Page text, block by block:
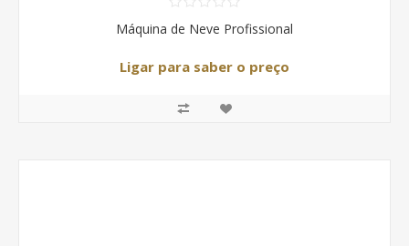
Máquina de Neve Profissional
Ligar para saber o preço